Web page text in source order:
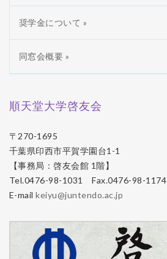
奨学金について »
同窓会概要 »
順天堂大学啓友会
〒270-1695
千葉県印西市平賀学園台1-1
【事務局：啓友会館 1階】
Tel.0476-98-1031 Fax.0476-98-1174
E-mailkeiyu@juntendo.ac.jp